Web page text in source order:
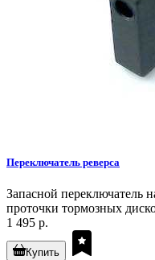
Переключатель реверса
Запасной переключатель
проточки тормозных
1 495 р.
Купить